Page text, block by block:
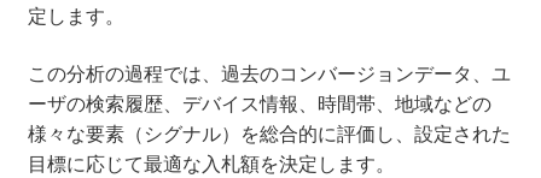
定します。
この分析の過程では、過去のコンバージョンデータ、ユ
ーザの検索履歴、デバイス情報、時間帯、地域などの
様々な要素（シグナル）を総合的に評価し、設定された
目標に応じて最適な入札額を決定します。